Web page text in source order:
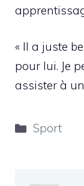
« Il a juste
pour lui. Je
assister à
Catégories
Sport